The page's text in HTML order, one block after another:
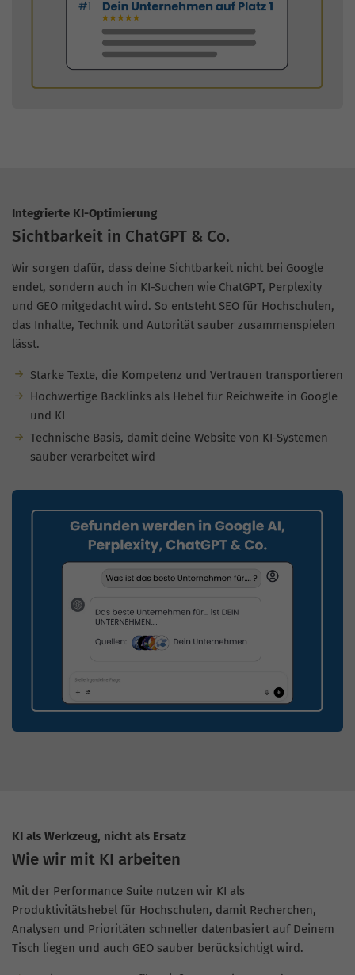
Integrierte KI-Optimierung
Sichtbarkeit in ChatGPT & Co.
Wir sorgen dafür, dass deine Sichtbarkeit nicht bei Google
endet, sondern auch in KI-Suchen wie ChatGPT, Perplexity
und GEO mitgedacht wird. So entsteht SEO für Hochschulen,
das Inhalte, Technik und Autorität sauber zusammenspielen
lässt.
Starke Texte, die Kompetenz und Vertrauen transportieren
Hochwertige Backlinks als Hebel für Reichweite in Google
und KI
Technische Basis, damit deine Website von KI-Systemen
sauber verarbeitet wird
KI als Werkzeug, nicht als Ersatz
Wie wir mit KI arbeiten
Mit der Performance Suite nutzen wir KI als
Produktivitätshebel für Hochschulen, damit Recherchen,
Analysen und Prioritäten schneller datenbasiert auf Deinem
Tisch liegen und auch GEO sauber berücksichtigt wird.